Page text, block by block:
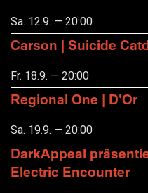
Sa. 12.9. — 20:00
Carson | Suicide
Fr. 18.9. — 20:00
Regional One | D'Or
Sa. 19.9. — 20:00
DarkAppeal
Electric Encounter